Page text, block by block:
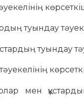
туындау
туындау
мен